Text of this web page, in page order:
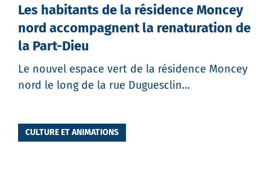
Les habitants de la résidence Moncey
nord accompagnent la renaturation de
la Part-Dieu
Le nouvel espace vert de la résidence Moncey
nord le long de la rue Duguesclin…
CULTURE ET ANIMATIONS